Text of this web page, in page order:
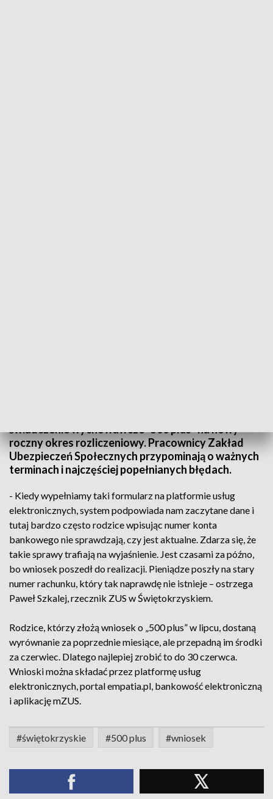
świadczenie wychowawcze "500 plus" na nowy
roczny okres rozliczeniowy. Pracownicy Zakład
Ubezpieczeń Społecznych przypominają o ważnych
terminach i najczęściej popełnianych błędach.
- Kiedy wypełniamy taki formularz na platformie usług
elektronicznych, system podpowiada nam zaczytane dane i
tutaj bardzo często rodzice wpisując numer konta
bankowego nie sprawdzają, czy jest aktualne. Zdarza się, że
takie sprawy trafiają na wyjaśnienie. Jest czasami za późno,
bo wniosek poszedł do realizacji. Pieniądze poszły na stary
numer rachunku, który tak naprawdę nie istnieje – ostrzega
Paweł Szkalej, rzecznik ZUS w Świętokrzyskiem.
Rodzice, którzy złożą wniosek o „500 plus” w lipcu, dostaną
wyrównanie za poprzednie miesiące, ale przepadną im środki
za czerwiec. Dlatego najlepiej zrobić to do 30 czerwca.
Wnioski można składać przez platformę usług
elektronicznych, portal empatia.pl, bankowość elektroniczną
i aplikację mZUS.
#świętokrzyskie #500 plus #wniosek